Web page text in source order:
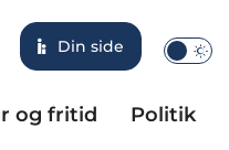
Din side
og fritid Politik